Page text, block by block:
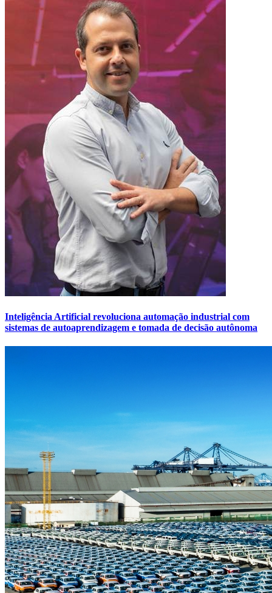
Inteligência Artificial revoluciona automação industrial com
sistemas de autoaprendizagem e tomada de decisão autônoma